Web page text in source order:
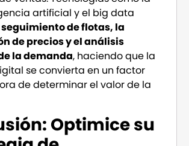
artificial y el big data
seguimiento de flotas, la
de precios y el análisis
la demanda, haciendo que la
se convierta en un factor
de determinar el valor de la
Optimice su